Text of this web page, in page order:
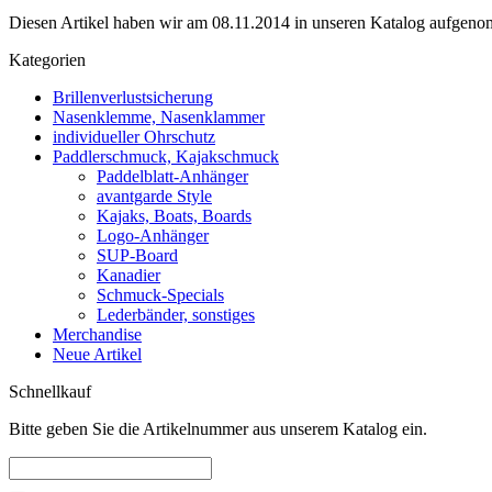
Diesen Artikel haben wir am 08.11.2014 in unseren Katalog
Kategorien
Brillenverlustsicherung
Nasenklemme, Nasenklammer
individueller Ohrschutz
Paddlerschmuck, Kajakschmuck
Paddelblatt-Anhänger
avantgarde Style
Kajaks, Boats, Boards
Logo-Anhänger
SUP-Board
Kanadier
Schmuck-Specials
Lederbänder, sonstiges
Merchandise
Neue Artikel
Schnellkauf
Bitte geben Sie die Artikelnummer aus unserem Katalog ein.